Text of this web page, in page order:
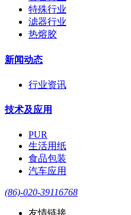
特殊行业
滤器行业
热熔胶
新闻动态
行业资讯
技术及应用
PUR
生活用纸
食品包装
汽车应用
(86)-020-39116768
友情链接